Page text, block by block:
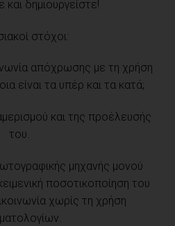
και δημιουργείστε!
στόχοι:
απόχρωσης με τη χρήση
είναι τα υπέρ και τα κατά;
και της προέλευσής
του.
μηχανής μονού
ποσοτικοποίηση του
χωρίς τη χρήση